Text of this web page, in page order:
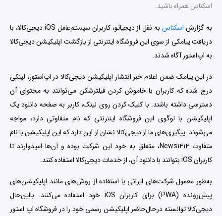
اسکناس همراه باشید.
به گزارش اسکناسبه نقل از دیجیاتو،
کاربران سیستم‌عامل iOS دیجی‌کالا، با
دریافت پیامکی از سوی این فروشگاه اینترنتی از بازگشت اپلیکیشن دیجی‌کالا
به اپ‌استور آگاه شدند.
در این پیامک ضمن اعلام خبر انتشار اپلیکیشن دیجی‌کالا در اپ‌استور، لینکی
درج شده که کاربران با خاموش کردن فیلترشکن می‌توانند به محتوای آن
دسترسی داشته باشند. با کلیک کردن روی لینک، کاربر به صفحه دانلود یک
اپلیکیشن با لوگوی این فروشگاه اینترنتی که نام متفاوتی دارد، مواجه
می‌شوند. پیگیری‌های ما از دیجی‌کالا نشان از این دارد که این اپلیکیشن با نام
متفاوت News۱۴۱۴، متعلق به خود این شرکت بوده و آن‌ها امیدوارند تا
کاربران iOS بتوانند با دانلود آن، از خدمات دیجی‌کالا استفاده کنند.
به‌طور معمول شرکت‌های ایرانی با استفاده از روش‌های مانند اپلیکیشن‌های
پیش‌رونده (PWA) برای کاربران iOS خود استفاده می‌کنند. بااین‌حال
دیجی‌کالا توانسته درحال‌حاضر اپلیکیشن رسمی خود را در فروشگاه اپ استور